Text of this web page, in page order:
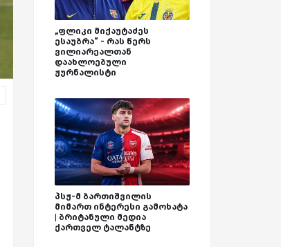
„ფლიკი მიქაუტაძეს
ესაუბრა“ - რას წერს
ვილიარეალთან
დაახლოებული
ჟურნალისტი
პსჟ-მ ბართიშვილის
მიმართ ინტერესი გამოხატა
| ბრიტანული მედია
ქართველ ტალანტზე